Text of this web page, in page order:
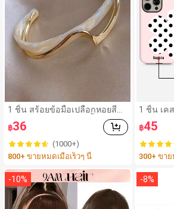
1 ชิ้น สร้อยข้อมือเปลือกหอยสีขา
วลายอสมมาตรหรูหราพื้นผิวโค้ง
โลหะดีไซน์เก๋ไก๋และไม่ซ้ำใคร
฿36
(1000+)
800+ ขายหมดเมื่อเร็วๆ นี้
1 ชิ้น เค
ว ฟิล์มเ
นสดใส
รอบป้อง
11/12/
x
฿45
300+ ขา
-10% -8%